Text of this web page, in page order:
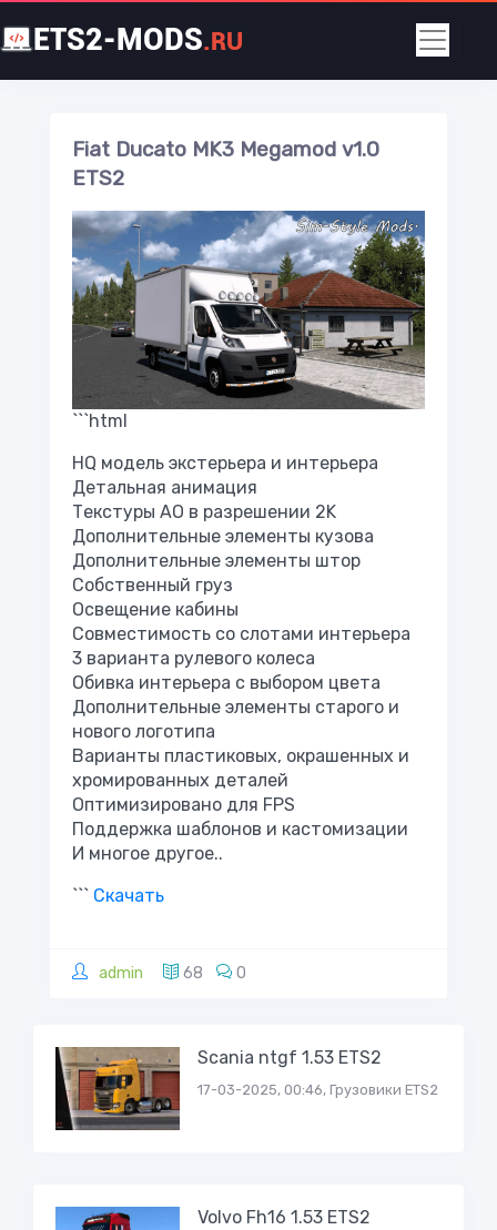
ETS2-MODS.RU
Fiat Ducato MK3 Megamod v1.0
ETS2
```html
HQ модель экстерьера и интерьера
Детальная анимация
Текстуры AO в разрешении 2K
Дополнительные элементы кузова
Дополнительные элементы штор
Собственный груз
Освещение кабины
Совместимость со слотами интерьера
3 варианта рулевого колеса
Обивка интерьера с выбором цвета
Дополнительные элементы старого и
нового логотипа
Варианты пластиковых, окрашенных и
хромированных деталей
Оптимизировано для FPS
Поддержка шаблонов и кастомизации
И многое другое..
``` Скачать
admin 68 0
Scania ntgf 1.53 ETS2
17-03-2025, 00:46, Грузовики ETS2
Volvo Fh16 1.53 ETS2